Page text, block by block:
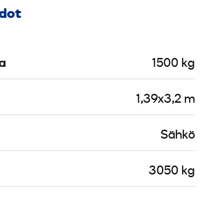
1500 kg
1,39x3,2 m
Sähkö
3050 kg